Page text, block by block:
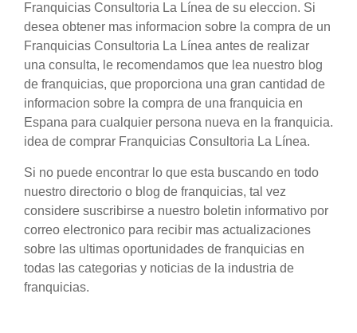
Franquicias Consultoria La Línea de su eleccion. Si
desea obtener mas informacion sobre la compra de un
Franquicias Consultoria La Línea antes de realizar
una consulta, le recomendamos que lea nuestro blog
de franquicias, que proporciona una gran cantidad de
informacion sobre la compra de una franquicia en
Espana para cualquier persona nueva en la franquicia.
idea de comprar Franquicias Consultoria La Línea.
Si no puede encontrar lo que esta buscando en todo
nuestro directorio o blog de franquicias, tal vez
considere suscribirse a nuestro boletin informativo por
correo electronico para recibir mas actualizaciones
sobre las ultimas oportunidades de franquicias en
todas las categorias y noticias de la industria de
franquicias.